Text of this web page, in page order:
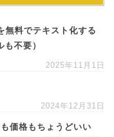
無料でテキスト化する
不要）
2025年11月1日
2024年12月31日
価格もちょうどいい